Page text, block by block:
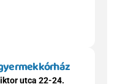
utca 22-24.